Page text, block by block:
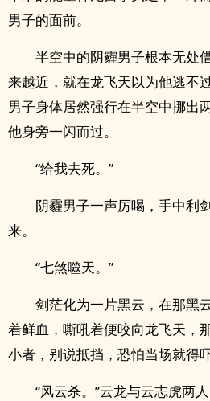
男子的面前。
半空中的阴霾男子根本无处
来越近，就在龙飞天以为他逃不
男子身体居然强行在半空中挪出
他身旁一闪而过。
“给我去死。”
阴霾男子一声厉喝，手中利
来。
“七煞噬天。”
剑茫化为一片黑云，在那黑
着鲜血，嘶吼着便咬向龙飞天，
小者，别说抵挡，恐怕当场就得
“风云杀。”云龙与云志虎两